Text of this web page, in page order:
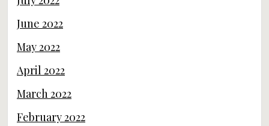
June 2022
May 2022
April 2022
March 2022
February 2022